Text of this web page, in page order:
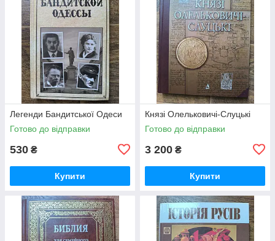
Легенди Бандитської Одеси
Готово до відправки
530 ₴
Купити
Князі Олельковичі-Слуцькі
Готово до відправки
3 200 ₴
Купити